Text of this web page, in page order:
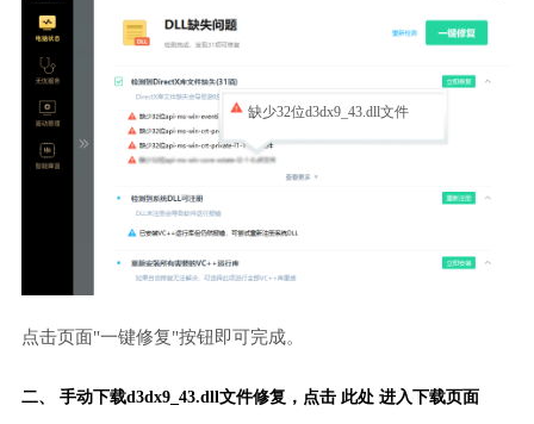
缺少32位d3dx9_43.dll文件
点击页面"一键修复"按钮即可完成。
二、 手动下载d3dx9_43.dll文件修复， 点击 此处 进入下载页面